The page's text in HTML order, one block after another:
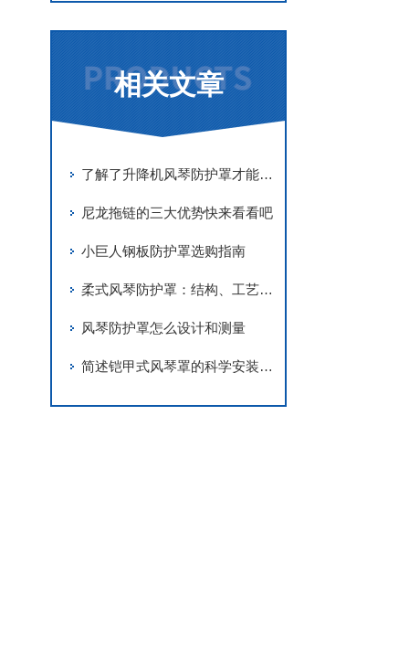
相关文章
了解了升降机风琴防护罩才能够安全的使用它
尼龙拖链的三大优势快来看看吧
小巨人钢板防护罩选购指南
柔式风琴防护罩：结构、工艺与工业应用解析
风琴防护罩怎么设计和测量
简述铠甲式风琴罩的科学安装步骤